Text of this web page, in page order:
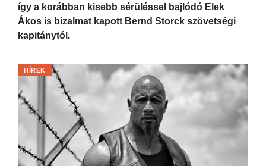
így a korábban kisebb sérüléssel bajlódó Elek
Ákos is bizalmat kapott Bernd Storck szövetségi
kapitánytól.
HÍREK